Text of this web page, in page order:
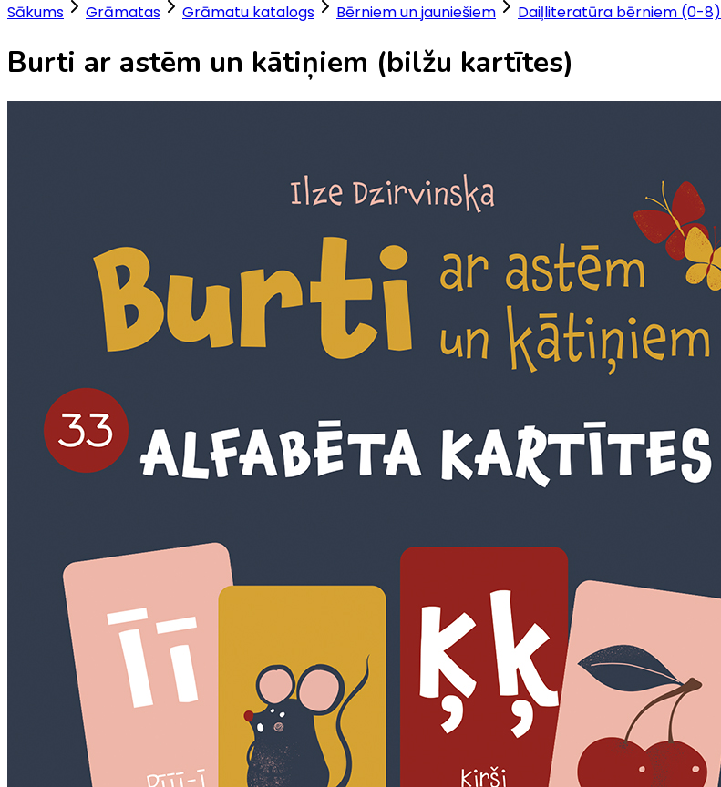
Sākums Grāmatas Grāmatu katalogs Bērniem un jauniešiem Daiļliteratūra bērniem (0-8)
Burti ar astēm un kātiņiem (bilžu kartītes)